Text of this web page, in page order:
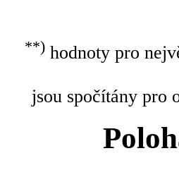
**)hodnoty pro
jsou spočítány pro